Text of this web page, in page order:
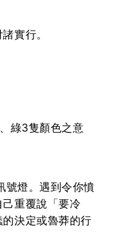
實行。
綠3隻顏色之意
號燈。遇到令你憤
重覆說「要冷
決定或魯莽的行